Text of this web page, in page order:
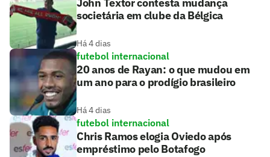
societária em clube da Bélgica
Há 4 dias
futebol internacional
20 anos de Rayan: o que mudou em
um ano para o prodígio brasileiro
Há 4 dias
futebol internacional
Chris Ramos elogia Oviedo após
empréstimo pelo Botafogo